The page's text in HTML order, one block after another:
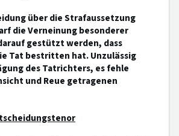
über die Strafaussetzung
die Verneinung besonderer
gestützt werden, dass
Tat bestritten hat. Unzulässig
des Tatrichters, es fehle
und Reue getragenen